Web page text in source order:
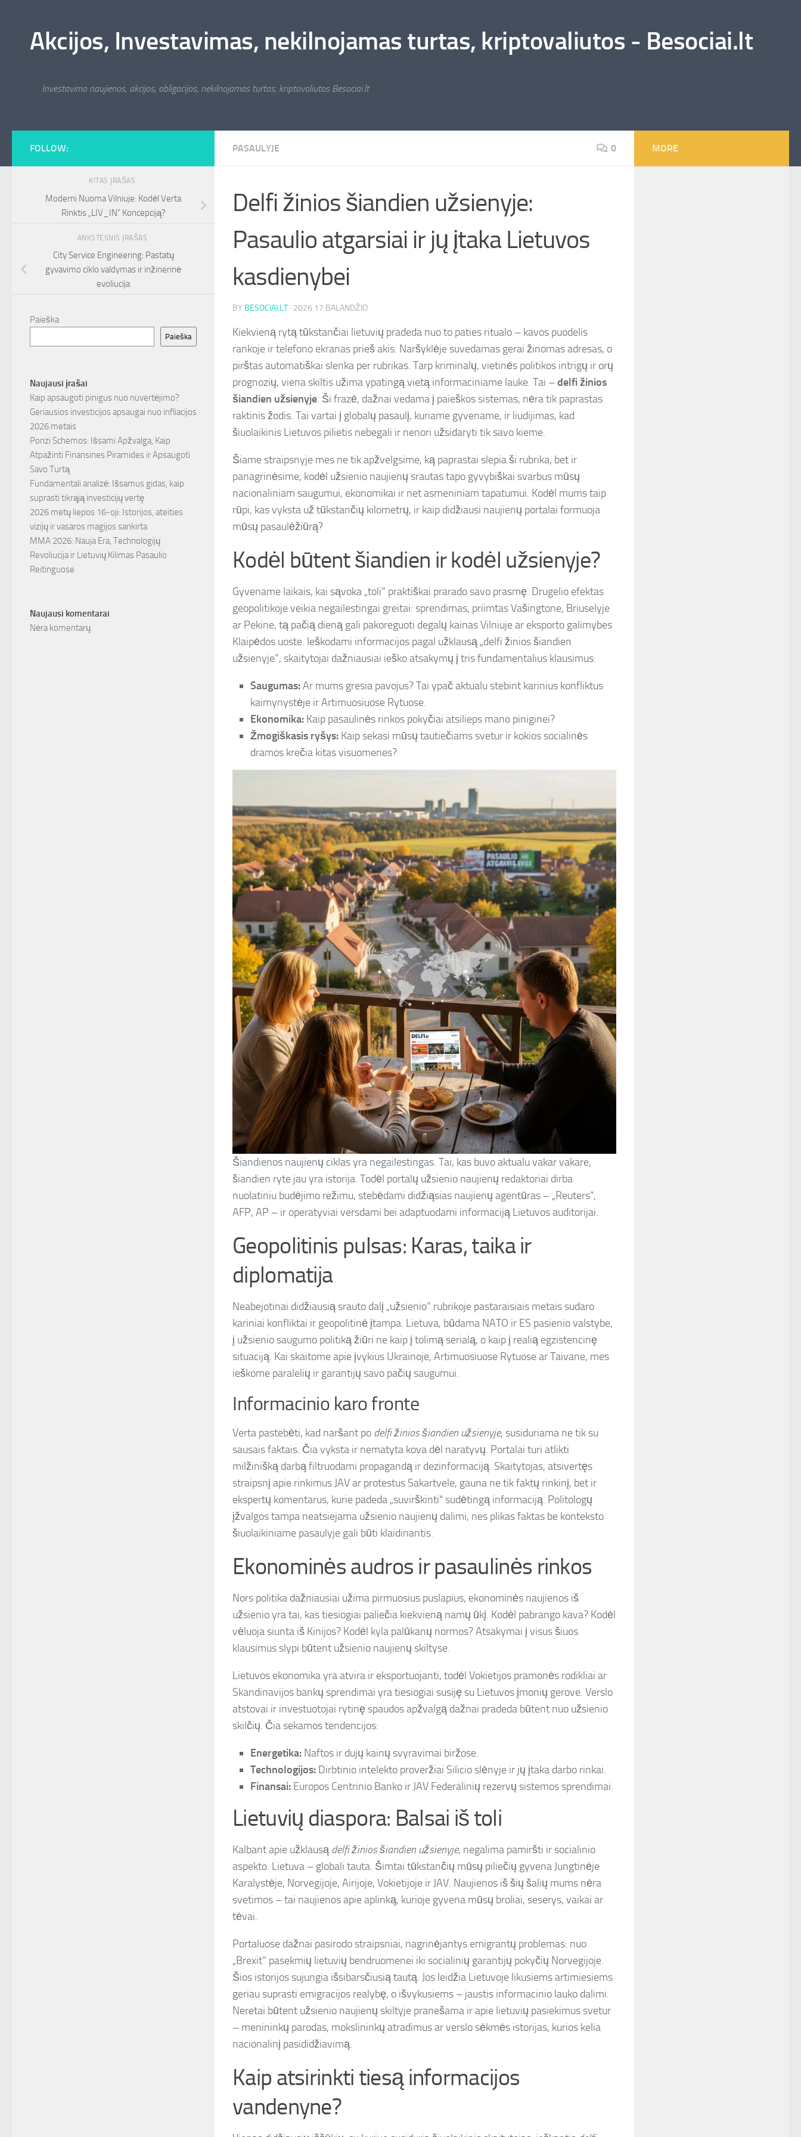
Akcijos, Investavimas, nekilnojamas turtas, kriptovaliutos - Besociai.lt
Investavimo naujienos, akcijos, obligacijos, nekilnojamas turtas, kriptovaliutos Besociai.lt
PASAULYJE 0
Delfi žinios šiandien užsienyje:
Pasaulio atgarsiai ir jų įtaka Lietuvos
kasdienybei
BY BESOCIAI.LT · 2026 17 BALANDŽIO
Kiekvieną rytą tūkstančiai lietuvių pradeda nuo to paties ritualo – kavos puodelis
rankoje ir telefono ekranas prieš akis. Naršyklėje suvedamas gerai žinomas adresas, o
pirštas automatiškai slenka per rubrikas. Tarp kriminalų, vietinės politikos intrigų ir orų
prognozių, viena skiltis užima ypatingą vietą informaciniame lauke. Tai –delfi žinios
šiandien užsienyje. Ši frazė, dažnai vedama į paieškos sistemas, nėra tik paprastas
raktinis žodis. Tai vartai į globalų pasaulį, kuriame gyvename, ir liudijimas, kad
šiuolaikinis Lietuvos pilietis nebegali ir nenori užsidaryti tik savo kieme.
Šiame straipsnyje mes ne tik apžvelgsime, ką paprastai slepia ši rubrika, bet ir
panagrinėsime, kodėl užsienio naujienų srautas tapo gyvybiškai svarbus mūsų
nacionaliniam saugumui, ekonomikai ir net asmeniniam tapatumui. Kodėl mums taip
rūpi, kas vyksta už tūkstančių kilometrų, ir kaip didžiausi naujienų portalai formuoja
mūsų pasaulėžiūrą?
Kodėl būtent šiandien ir kodėl užsienyje?
Gyvename laikais, kai sąvoka „toli” praktiškai prarado savo prasmę. Drugelio efektas
geopolitikoje veikia negailestingai greitai: sprendimas, priimtas Vašingtone, Briuselyje
ar Pekine, tą pačią dieną gali pakoreguoti degalų kainas Vilniuje ar eksporto galimybes
Klaipėdos uoste. Ieškodami informacijos pagal užklausą „delfi žinios šiandien
užsienyje”, skaitytojai dažniausiai ieško atsakymų į tris fundamentalius klausimus:
Saugumas:Ar mums gresia pavojus? Tai ypač aktualu stebint karinius konfliktus
kaimynystėje ir Artimuosiuose Rytuose.
Ekonomika: Kaip pasaulinės rinkos pokyčiai atsilieps mano piniginei?
Žmogiškasis ryšys: Kaip sekasi mūsų tautiečiams svetur ir kokios socialinės
dramos krečia kitas visuomenes?
Šiandienos naujienų ciklas yra negailestingas. Tai, kas buvo aktualu vakar vakare,
šiandien ryte jau yra istorija. Todėl portalų užsienio naujienų redaktoriai dirba
nuolatiniu budėjimo režimu, stebėdami didžiąsias naujienų agentūras – „Reuters“,
AFP, AP – ir operatyviai versdami bei adaptuodami informaciją Lietuvos auditorijai.
Geopolitinis pulsas: Karas, taika ir
diplomatija
Neabejotinai didžiausią srauto dalį „užsienio” rubrikoje pastaraisiais metais sudaro
kariniai konfliktai ir geopolitinė įtampa. Lietuva, būdama NATO ir ES pasienio valstybe,
į užsienio saugumo politiką žiūri ne kaip į tolimą serialą, o kaip į realią egzistencinę
situaciją. Kai skaitome apie įvykius Ukrainoje, Artimuosiuose Rytuose ar Taivane, mes
ieškome paralelių ir garantijų savo pačių saugumui.
Informacinio karo fronte
Verta pastebėti, kad naršant po delfi žinios šiandien užsienyje, susiduriama ne tik su
sausais faktais. Čia vyksta ir nematyta kova dėl naratyvų. Portalai turi atlikti
milžinišką darbą filtruodami propagandą ir dezinformaciją. Skaitytojas, atsivertęs
straipsnį apie rinkimus JAV ar protestus Sakartvele, gauna ne tik faktų rinkinį, bet ir
ekspertų komentarus, kurie padeda „suvirškinti“ sudėtingą informaciją. Politologų
įžvalgos tampa neatsiejama užsienio naujienų dalimi, nes plikas faktas be konteksto
šiuolaikiniame pasaulyje gali būti klaidinantis.
Ekonominės audros ir pasaulinės rinkos
Nors politika dažniausiai užima pirmuosius puslapius, ekonominės naujienos iš
užsienio yra tai, kas tiesiogiai paliečia kiekvieną namų ūkį. Kodėl pabrango kava? Kodėl
vėluoja siunta iš Kinijos? Kodėl kyla palūkanų normos? Atsakymai į visus šiuos
klausimus slypi būtent užsienio naujienų skiltyse.
Lietuvos ekonomika yra atvira ir eksportuojanti, todėl Vokietijos pramonės rodikliai ar
Skandinavijos bankų sprendimai yra tiesiogiai susiję su Lietuvos įmonių gerove. Verslo
atstovai ir investuotojai rytinę spaudos apžvalgą dažnai pradeda būtent nuo užsienio
skilčių. Čia sekamos tendencijos:
Energetika: Naftos ir dujų kainų svyravimai biržose.
Technologijos: Dirbtinio intelekto proveržiai Silicio slėnyje ir jų įtaka darbo rinkai.
Finansai: Europos Centrinio Banko ir JAV Federalinių rezervų sistemos sprendimai.
Lietuvių diaspora: Balsai iš toli
Kalbant apie užklausą delfi žinios šiandien užsienyje, negalima pamiršti ir socialinio
aspekto. Lietuva – globali tauta. Šimtai tūkstančių mūsų piliečių gyvena Jungtinėje
Karalystėje, Norvegijoje, Airijoje, Vokietijoje ir JAV. Naujienos iš šių šalių mums nėra
svetimos – tai naujienos apie aplinką, kurioje gyvena mūsų broliai, seserys, vaikai ar
tėvai.
Portaluose dažnai pasirodo straipsniai, nagrinėjantys emigrantų problemas: nuo
„Brexit” pasekmių lietuvių bendruomenei iki socialinių garantijų pokyčių Norvegijoje.
Šios istorijos sujungia išsibarsčiusią tautą. Jos leidžia Lietuvoje likusiems artimiesiems
geriau suprasti emigracijos realybę, o išvykusiems – jaustis informacinio lauko dalimi.
Neretai būtent užsienio naujienų skiltyje pranešama ir apie lietuvių pasiekimus svetur
– menininkų parodas, mokslininkų atradimus ar verslo sėkmės istorijas, kurios kelia
nacionalinį pasididžiavimą.
Kaip atsirinkti tiesą informacijos
vandenyne?
FOLLOW:
KITAS ĮRAŠAS
Moderni Nuoma Vilniuje: Kodėl Verta
Rinktis „LIV_IN“ Koncepciją?
ANKSTESNIS ĮRAŠAS
City Service Engineering: Pastatų
gyvavimo ciklo valdymas ir inžinerinė
evoliucija
Paieška
Paieška
Naujausi įrašai
Kaip apsaugoti pinigus nuo nuvertėjimo?
Geriausios investicijos apsaugai nuo infliacijos
2026 metais
Ponzi Schemos: Išsami Apžvalga, Kaip
Atpažinti Finansines Piramides ir Apsaugoti
Savo Turtą
Fundamentali analizė: Išsamus gidas, kaip
suprasti tikrąją investicijų vertę
2026 metų liepos 16-oji: Istorijos, ateities
vizijų ir vasaros magijos sankirta
MMA 2026: Nauja Era, Technologijų
Revoliucija ir Lietuvių Kilimas Pasaulio
Reitinguose
Naujausi komentarai
Nėra komentarų.
MORE